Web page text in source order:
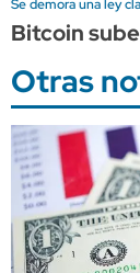
Se demora una ley
Bitcoin
Otras